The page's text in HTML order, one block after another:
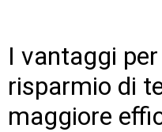
I vantaggi per
risparmio di
maggiore